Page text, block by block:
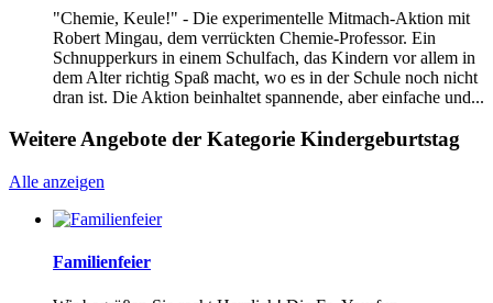
"Chemie, Keule!" - Die experimentelle Mitmach-Aktion mit
Robert Mingau, dem verrückten Chemie-Professor. Ein
Schnupperkurs in einem Schulfach, das Kindern vor allem in
dem Alter richtig Spaß macht, wo es in der Schule noch nicht
dran ist. Die Aktion beinhaltet spannende, aber einfache und...
Weitere Angebote der Kategorie Kindergeburtstag
Alle anzeigen
Familienfeier